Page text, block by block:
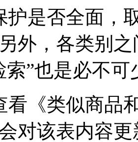
护是否全面，
外，各类别
索”也是必不可
看《类似商品
对该表内容